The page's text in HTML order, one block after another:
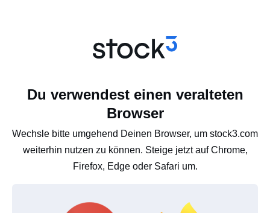
Du verwendest einen veralteten
Browser
Wechsle bitte umgehend Deinen Browser, um stock3.com
weiterhin nutzen zu können. Steige jetzt auf Chrome,
Firefox, Edge oder Safari um.